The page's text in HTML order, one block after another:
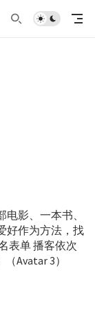
影、一本书、
好作为方法，找
表单 播客依次
Avatar 3）